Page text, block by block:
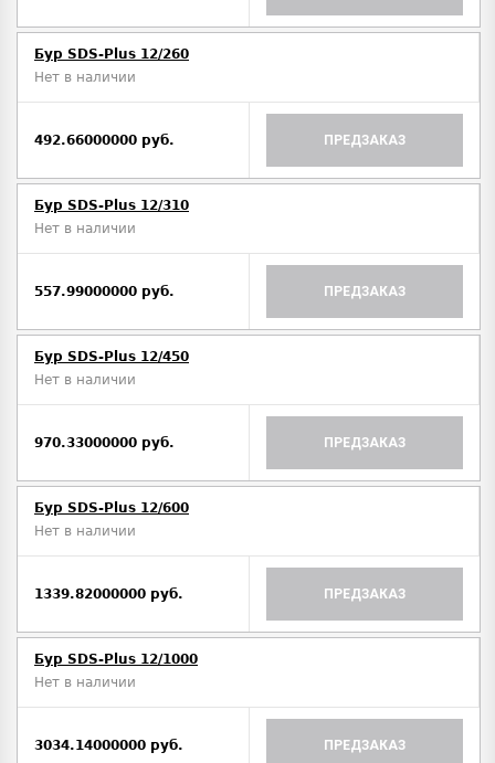
Бур SDS-Plus 12/260
Нет в наличии
492.66000000 руб. ПРЕДЗАКАЗ
Бур SDS-Plus 12/310
Нет в наличии
557.99000000 руб. ПРЕДЗАКАЗ
Бур SDS-Plus 12/450
Нет в наличии
970.33000000 руб. ПРЕДЗАКАЗ
Бур SDS-Plus 12/600
Нет в наличии
1339.82000000 руб. ПРЕДЗАКАЗ
Бур SDS-Plus 12/1000
Нет в наличии
3034.14000000 руб. ПРЕДЗАКАЗ